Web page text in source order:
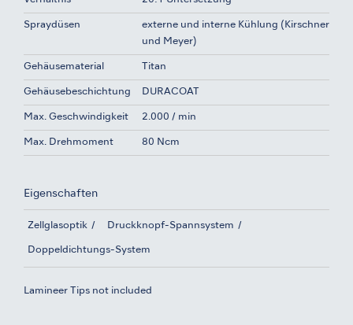
Spraydüsen
externe und interne Kühlung (Kirschner
und Meyer)
Gehäusematerial Titan
Gehäusebeschichtung DURACOAT
Max. Geschwindigkeit 2.000 / min
Max. Drehmoment 80 Ncm
Eigenschaften
Zellglasoptik Druckknopf-Spannsystem
Doppeldichtungs-System
Lamineer Tips not included